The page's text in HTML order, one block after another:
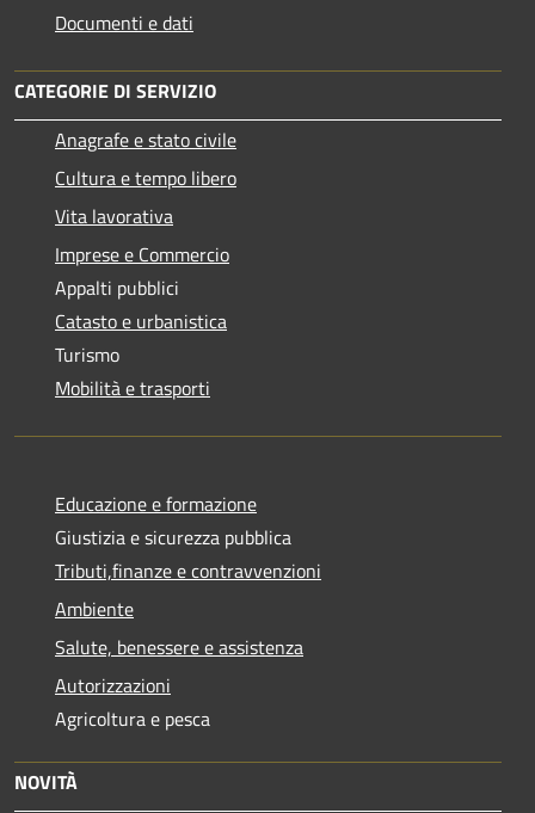
Documenti e dati
CATEGORIE DI SERVIZIO
Anagrafe e stato civile
Cultura e tempo libero
Vita lavorativa
Imprese e Commercio
Appalti pubblici
Catasto e urbanistica
Turismo
Mobilità e trasporti
Educazione e formazione
Giustizia e sicurezza pubblica
Tributi,finanze e contravvenzioni
Ambiente
Salute, benessere e assistenza
Autorizzazioni
Agricoltura e pesca
NOVITÀ